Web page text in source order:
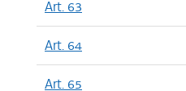
Art. 63
Art. 64
Art. 65